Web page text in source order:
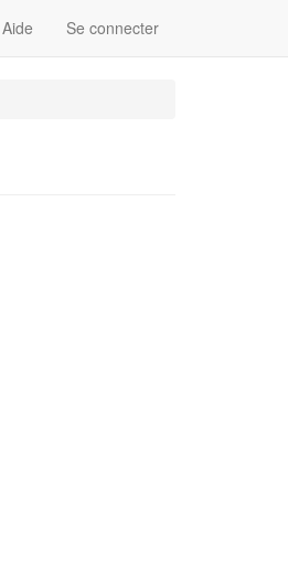
Aide Se connecter